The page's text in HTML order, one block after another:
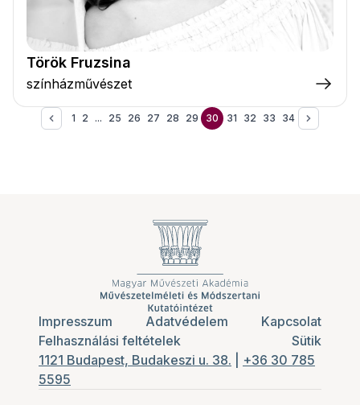
Török Fruzsina
színházművészet
1 2 ... 25 26 27 28 29 30 31 32 33 34
Impresszum Adatvédelem
Kapcsolat
Felhasználási feltételek
Sütik
1121 Budapest, Budakeszi u. 38.
+36 30 785
5595